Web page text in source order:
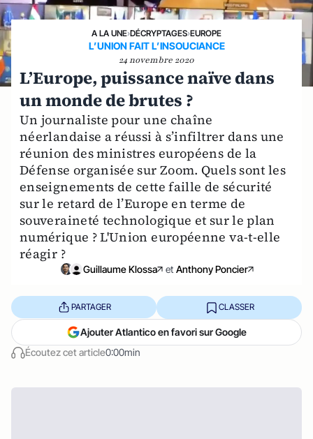
A LA UNE›DÉCRYPTAGES›EUROPE
L’UNION FAIT L’INSOUCIANCE
24 novembre 2020
L’Europe, puissance naïve dans
un monde de brutes ?
Un journaliste pour une chaîne
néerlandaise a réussi à s’infiltrer dans une
réunion des ministres européens de la
Défense organisée sur Zoom. Quels sont les
enseignements de cette faille de sécurité
sur le retard de l’Europe en terme de
souveraineté technologique et sur le plan
numérique ? L'Union européenne va-t-elle
réagir ?
Guillaume Klossa et Anthony Poncier
Écoutez cet article0:00min
PARTAGER CLASSER
Ajouter Atlantico en favori sur Google